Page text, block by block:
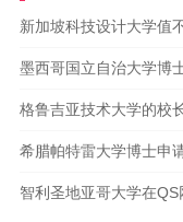
新加坡科技设计大学值
墨西哥国立自治大学博
格鲁吉亚技术大学的校
希腊帕特雷大学博士申
智利圣地亚哥大学在